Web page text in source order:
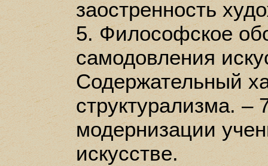
заостренность
5. Философское
самодовления
Содержательный
структурализма. –
модернизации
искусстве.